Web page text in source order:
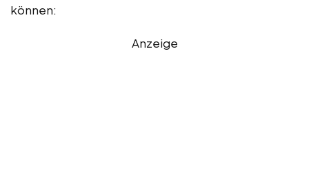
können:
Anzeige